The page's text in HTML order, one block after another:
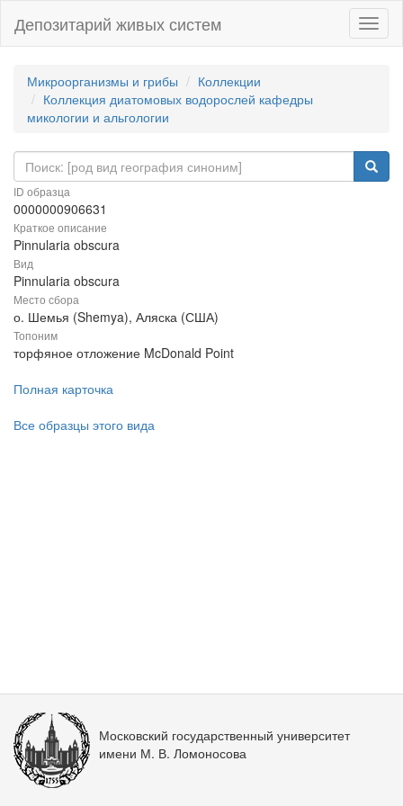
Депозитарий живых систем
Микроорганизмы и грибы
Коллекции
Коллекция диатомовых водорослей кафедры
микологии и альгологии
ID образца
0000000906631
Краткое описание
Pinnularia obscura
Вид
Pinnularia obscura
Место сбора
о. Шемья (Shemya), Аляска (США)
Топоним
торфяное отложение McDonald Point
Полная карточка
Все образцы этого вида
Московский государственный университет
имени М. В. Ломоносова